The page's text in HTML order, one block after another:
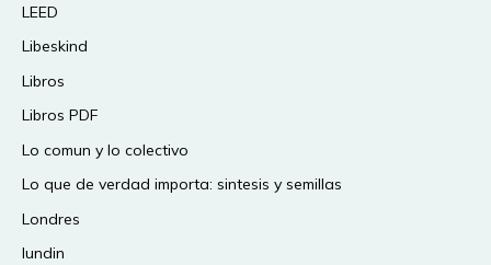
LEED
Libeskind
Libros
Libros PDF
Lo comun y lo colectivo
Lo que de verdad importa: sintesis y semillas
Londres
lundin